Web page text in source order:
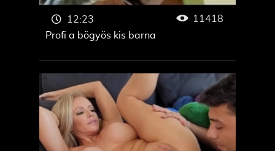
Profi a bögyös kis barna
12:23 11418